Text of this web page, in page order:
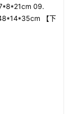
09.
【下